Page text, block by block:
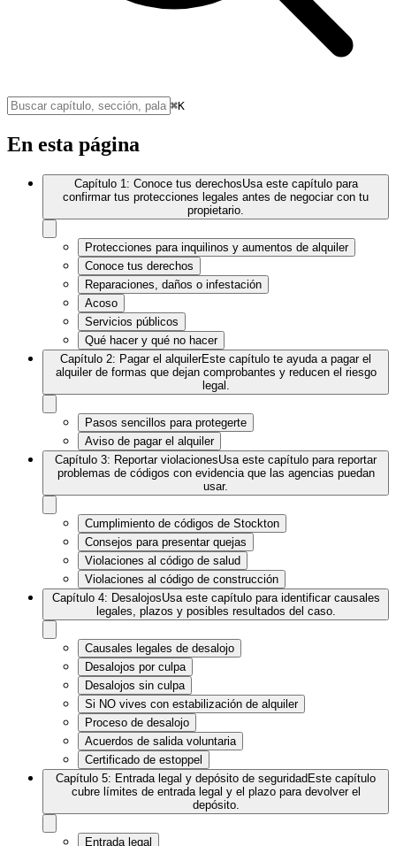
⌘K
En esta página
Capítulo 1: Conoce tus derechosUsa este capítulo para
confirmar tus protecciones legales antes de negociar con tu
propietario.
Protecciones para inquilinos y aumentos de alquiler
Conoce tus derechos
Reparaciones, daños o infestación
Acoso
Servicios públicos
Qué hacer y qué no hacer
Capítulo 2: Pagar el alquilerEste capítulo te ayuda a pagar el
alquiler de formas que dejan comprobantes y reducen el riesgo
legal.
Pasos sencillos para protegerte
Aviso de pagar el alquiler
Capítulo 3: Reportar violacionesUsa este capítulo para reportar
problemas de códigos con evidencia que las agencias puedan
usar.
Cumplimiento de códigos de Stockton
Consejos para presentar quejas
Violaciones al código de salud
Violaciones al código de construcción
Capítulo 4: DesalojosUsa este capítulo para identificar causales
legales, plazos y posibles resultados del caso.
Causales legales de desalojo
Desalojos por culpa
Desalojos sin culpa
Si NO vives con estabilización de alquiler
Proceso de desalojo
Acuerdos de salida voluntaria
Certificado de estoppel
Capítulo 5: Entrada legal y depósito de seguridadEste capítulo
cubre límites de entrada legal y el plazo para devolver el
depósito.
Entrada legal